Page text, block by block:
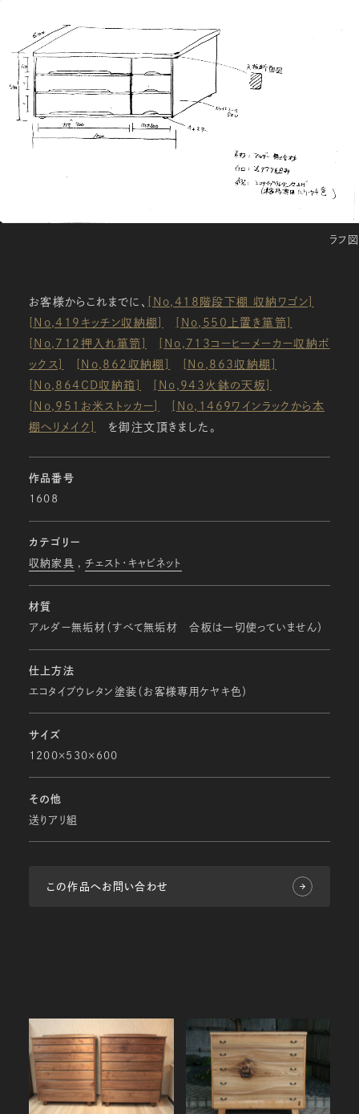
ラフ図
お客様からこれまでに、 [No,418階段下棚 収納ワゴン]
[No,419キッチン収納棚]
[No,550上置き箪笥]
[No,712押入れ箪笥]
[No,713コーヒーメーカー収納ボ
ックス] [No,862収納棚] [No,863収納棚]
[No,864CD収納箱] [No,943火鉢の天板]
[No,951お米ストッカー] [No,1469ワインラックから本
棚へリメイク] を御注文頂きました。
作品番号
1608
カテゴリー
収納家具 チェスト・キャビネット
材質
アルダー無垢材（すべて無垢材 合板は一切使っていません）
仕上方法
エコタイプウレタン塗装（お客様専用ケヤキ色）
サイズ
1200×530×600
その他
送りアリ組
この作品へお問い合わせ